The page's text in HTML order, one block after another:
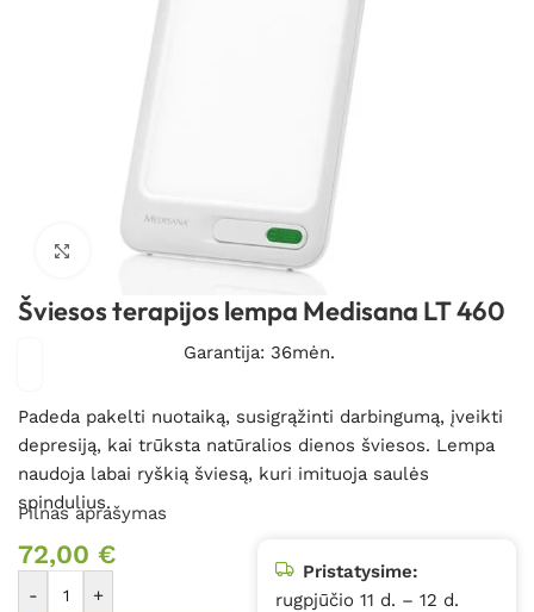
Spustelėkite, kad padidintumėte
Šviesos terapijos lempa Medisana LT 460
Garantija: 36mėn.
Padeda pakelti nuotaiką, susigrąžinti darbingumą, įveikti
depresiją, kai trūksta natūralios dienos šviesos. Lempa
naudoja labai ryškią šviesą, kuri imituoja saulės
spindulius.
Pilnas aprašymas
72,00 €
- +
Pristatysime:
rugpjūčio 11 d. – 12 d.